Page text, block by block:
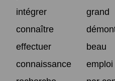
intégrer
grand
connaître
effectuer
beau
connaissance
emploi